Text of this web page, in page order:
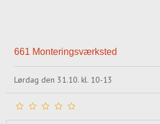
661 Monteringsværksted
Lørdag den 31.10. kl. 10-13